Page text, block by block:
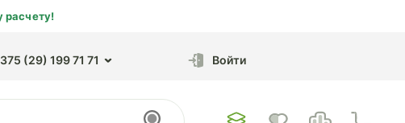
расчету!
(29) 199 71 71 Войти